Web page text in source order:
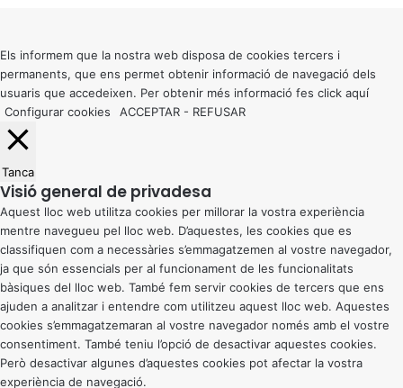
button
Els informem que la nostra web disposa de cookies tercers i
permanents, que ens permet obtenir informació de navegació dels
usuaris que accedeixen. Per obtenir més informació fes click aquí
Configurar cookies
ACCEPTAR - REFUSAR
Tanca
Visió general de privadesa
Aquest lloc web utilitza cookies per millorar la vostra experiència
mentre navegueu pel lloc web. D’aquestes, les cookies que es
classifiquen com a necessàries s’emmagatzemen al vostre navegador,
ja que són essencials per al funcionament de les funcionalitats
bàsiques del lloc web. També fem servir cookies de tercers que ens
ajuden a analitzar i entendre com utilitzeu aquest lloc web. Aquestes
cookies s’emmagatzemaran al vostre navegador només amb el vostre
consentiment. També teniu l’opció de desactivar aquestes cookies.
Però desactivar algunes d’aquestes cookies pot afectar la vostra
experiència de navegació.